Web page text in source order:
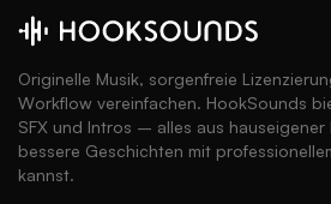
Originelle Musik, sorgenfreie
Workflow vereinfachen. HookSounds
SFX und Intros – alles aus
bessere Geschichten mit
kannst.